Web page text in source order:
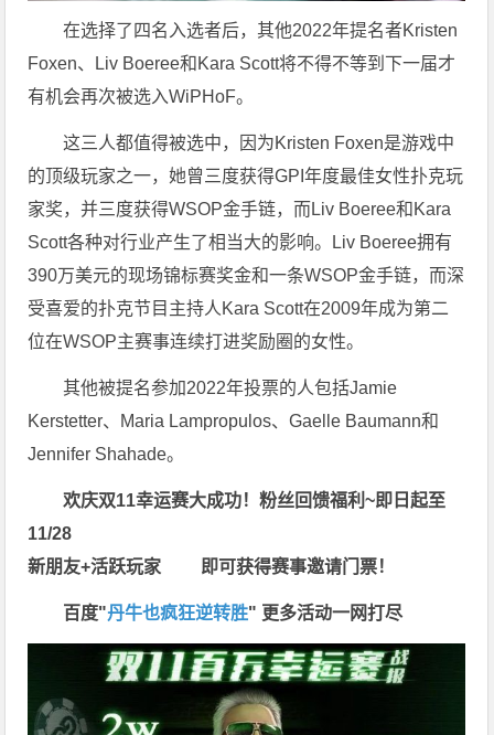
在选择了四名入选者后，其他2022年提名者Kristen
Foxen、Liv Boeree和Kara Scott将不得不等到下一届才
有机会再次被选入WiPHoF。
这三人都值得被选中，因为Kristen Foxen是游戏中
的顶级玩家之一，她曾三度获得GPI年度最佳女性扑克玩
家奖，并三度获得WSOP金手链，而Liv Boeree和Kara
Scott各种对行业产生了相当大的影响。Liv Boeree拥有
390万美元的现场锦标赛奖金和一条WSOP金手链，而深
受喜爱的扑克节目主持人Kara Scott在2009年成为第二
位在WSOP主赛事连续打进奖励圈的女性。
其他被提名参加2022年投票的人包括Jamie
Kerstetter、Maria Lampropulos、Gaelle Baumann和
Jennifer Shahade。
欢庆双11幸运赛大成功！粉丝回馈福利~即日起至
11/28
新朋友+活跃玩家 即可获得赛事邀请门票！
百度"丹牛也疯狂逆转胜" 更多活动一网打尽